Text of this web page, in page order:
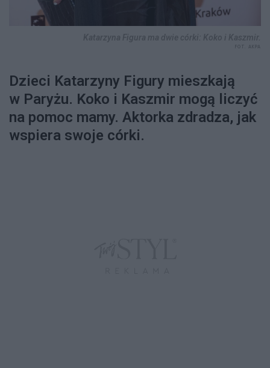
Dzieci Katarzyny Figury mieszkają
w Paryżu. Koko i Kaszmir mogą liczyć
na pomoc mamy. Aktorka zdradza, jak
wspiera swoje córki.